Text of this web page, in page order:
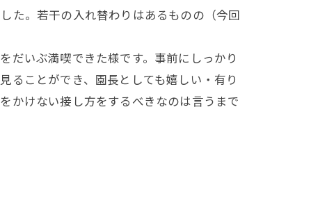
た。若干の入れ替わりはあるものの（今回
だいぶ満喫できた様です。事前にしっかり
ることができ、園長としても嬉しい・有り
かけない接し方をするべきなのは言うまで